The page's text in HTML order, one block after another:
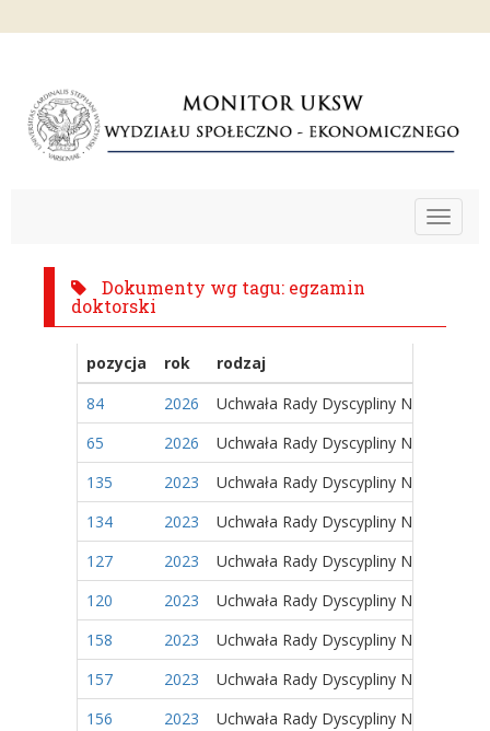
Toggle
Dokumenty wg tagu: egzamin
doktorski
pozycja rok
rodzaj
84
2026
Uchwała Rady Dyscypliny Naukowej
65
2026
Uchwała Rady Dyscypliny Naukowej
135
2023
Uchwała Rady Dyscypliny Naukowej
134
2023
Uchwała Rady Dyscypliny Naukowej
127
2023
Uchwała Rady Dyscypliny Naukowej
120
2023
Uchwała Rady Dyscypliny Naukowej
158
2023
Uchwała Rady Dyscypliny Naukowej
157
2023
Uchwała Rady Dyscypliny Naukowej
156
2023
Uchwała Rady Dyscypliny Naukowej